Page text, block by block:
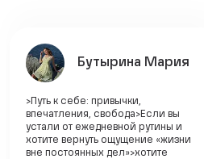
Бутырина Мария
>Путь к себе: привычки,
впечатления, свобода>Если вы
устали от ежедневной рутины и
хотите вернуть ощущение «жизни
вне постоянных дел»>хотите